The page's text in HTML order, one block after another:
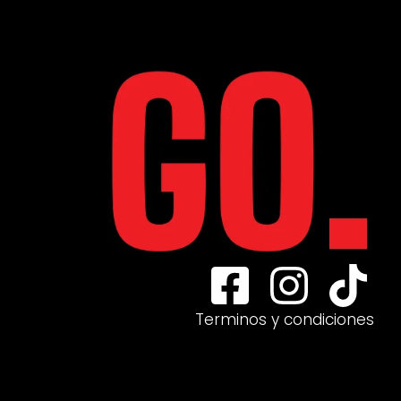
Terminos y condiciones